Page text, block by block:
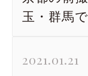
玉・群馬
2021.01.21